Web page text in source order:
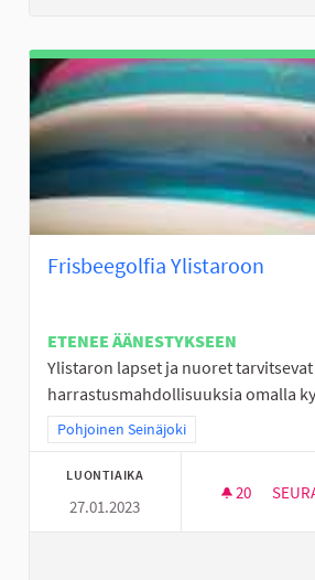
Frisbeegolfia Ylistaroon
ETENEE ÄÄNESTYKSEEN
Ylistaron lapset ja nuoret
harrastusmahdollisuuksia omalla
Rajaa tulokset teeman mukaan:
Pohjoinen Seinäjoki
LUONTIAIKA
27.01.2023
20 20